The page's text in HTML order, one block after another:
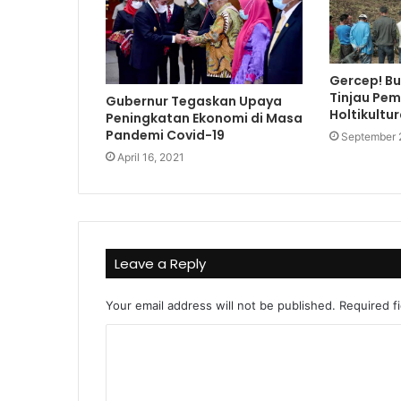
Gubernur Tegaskan Upaya
Peningkatan Ekonomi di Masa
Pandemi Covid-19
April 16, 2021
Gercep!
Tinjau
September
Leave a Reply
Your email address will not be published. Required